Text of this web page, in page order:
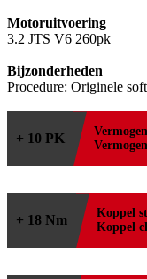
Motoruitvoering
3.2 JTS V6 260pk
Bijzonderheden
Procedure: Originele
+ 10 PK
+ 18 Nm Koppel
Koppel